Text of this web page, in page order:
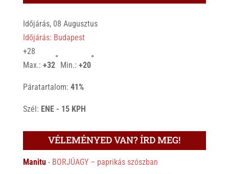
Időjárás, 08 Augusztus
Időjárás: Budapest
+28
Max.: +32
°
Min.: +20
°
Páratartalom: 41%
Szél: ENE - 15 KPH
VÉLEMÉNYED VAN? ÍRD MEG!
Manitu- BORJÚAGY – paprikás szószban